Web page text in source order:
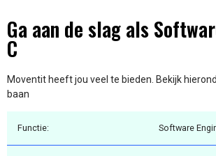
Ga aan de slag als
C
Moventit heeft jou veel te bieden. Bekijk
baan
Functie: Software